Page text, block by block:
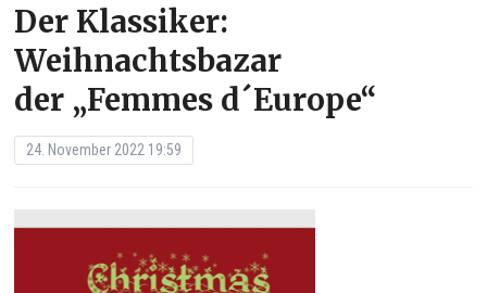
Der Klassiker:
Weihnachtsbazar
der „Femmes d´Europe“
24. November 2022 19:59